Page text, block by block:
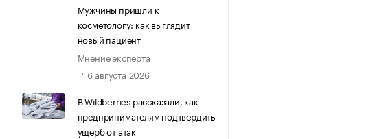
Мужчины пришли к
косметологу: как выглядит
новый пациент
Мнение эксперта
6 августа 2026
В Wildberries рассказали, как
предпринимателям подтвердить
ущерб от атак